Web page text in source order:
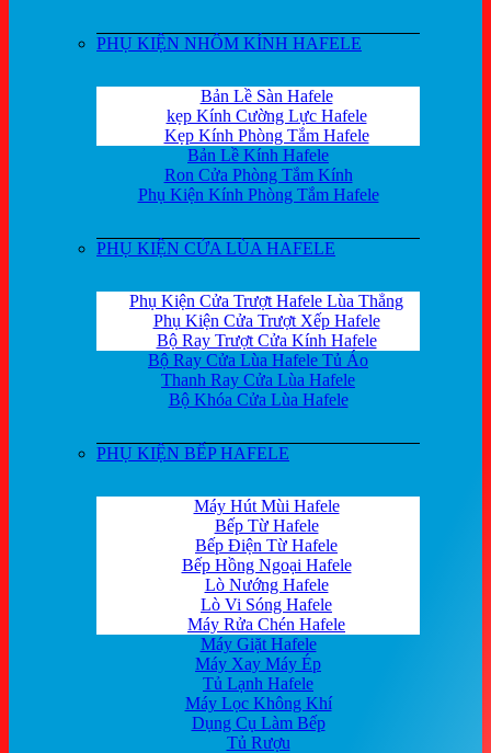
PHỤ KIỆN NHÔM KÍNH HAFELE
Bản Lề Sàn Hafele
kẹp Kính Cường Lực Hafele
Kẹp Kính Phòng Tắm Hafele
Bản Lề Kính Hafele
Ron Cửa Phòng Tắm Kính
Phụ Kiện Kính Phòng Tắm Hafele
PHỤ KIỆN CỬA LÙA HAFELE
Phụ Kiện Cửa Trượt Hafele Lùa Thẳng
Phụ Kiện Cửa Trượt Xếp Hafele
Bộ Ray Trượt Cửa Kính Hafele
Bộ Ray Cửa Lùa Hafele Tủ Áo
Thanh Ray Cửa Lùa Hafele
Bộ Khóa Cửa Lùa Hafele
PHỤ KIỆN BẾP HAFELE
Máy Hút Mùi Hafele
Bếp Từ Hafele
Bếp Điện Từ Hafele
Bếp Hồng Ngoại Hafele
Lò Nướng Hafele
Lò Vi Sóng Hafele
Máy Rửa Chén Hafele
Máy Giặt Hafele
Máy Xay Máy Ép
Tủ Lạnh Hafele
Máy Lọc Không Khí
Dụng Cụ Làm Bếp
Tủ Rượu